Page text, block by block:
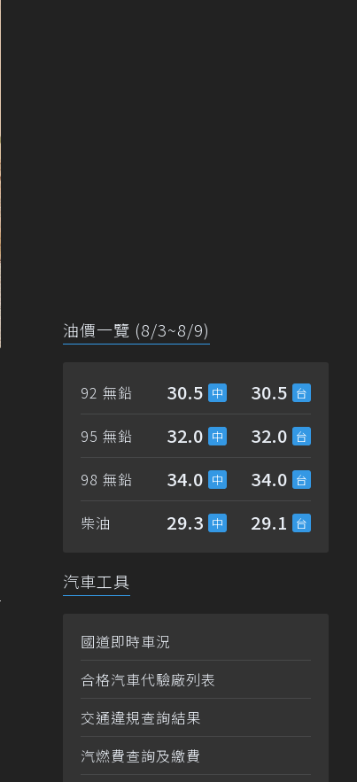
油價一覽 (8/3~8/9)
92 無鉛 30.5 30.5
95 無鉛 32.0 32.0
98 無鉛 34.0 34.0
柴油 29.3 29.1
汽車工具
國道即時車況
合格汽車代驗廠列表
交通違規查詢結果
汽燃費查詢及繳費